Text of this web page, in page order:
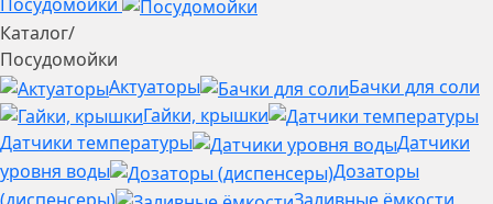
Каталог/
Посудомойки
Актуаторы
Бачки для соли
Гайки, крышки
Датчики температуры
Датчики
уровня воды
Дозаторы